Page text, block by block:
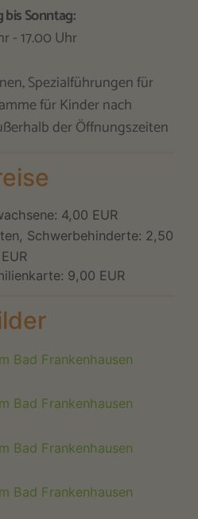
bis Sonntag:
- 17.00 Uhr
Spezialführungen für
für Kinder nach
der Öffnungszeiten
4,00 EUR
Schwerbehinderte: 2,50
EUR
9,00 EUR